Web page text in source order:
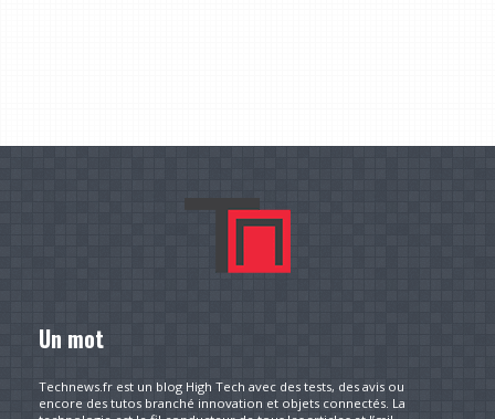
Un mot
Technews.fr est un blog High Tech avec des tests, des avis ou
encore des tutos branché innovation et objets connectés. La